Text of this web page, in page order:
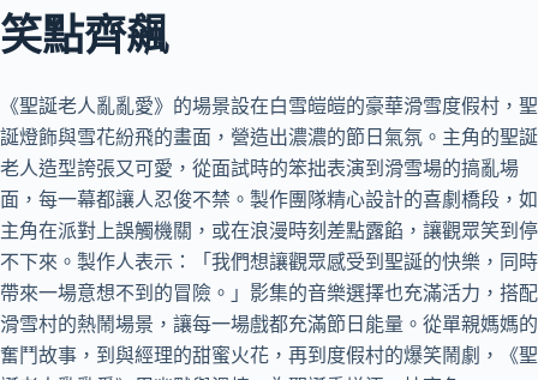
笑點齊飆
《聖誕老人亂亂愛》的場景設在白雪皚皚的豪華滑雪度假村，聖
誕燈飾與雪花紛飛的畫面，營造出濃濃的節日氣氛。主角的聖誕
老人造型誇張又可愛，從面試時的笨拙表演到滑雪場的搞亂場
面，每一幕都讓人忍俊不禁。製作團隊精心設計的喜劇橋段，如
主角在派對上誤觸機關，或在浪漫時刻差點露餡，讓觀眾笑到停
不下來。製作人表示：「我們想讓觀眾感受到聖誕的快樂，同時
帶來一場意想不到的冒險。」影集的音樂選擇也充滿活力，搭配
滑雪村的熱鬧場景，讓每一場戲都充滿節日能量。從單親媽媽的
奮鬥故事，到與經理的甜蜜火花，再到度假村的爆笑鬧劇，《聖